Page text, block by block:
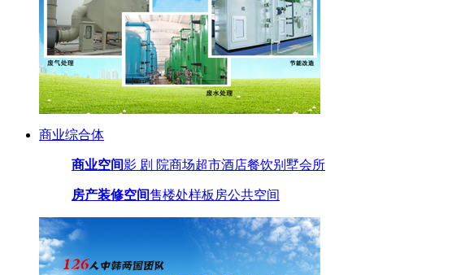
商业综合体
商业空间影 剧 院商场超市酒店餐饮别墅会所
房产装修空间售楼处样板房公共空间